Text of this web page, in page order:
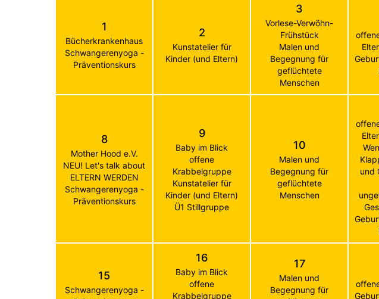
1
Bücherkrankenhaus
Schwangerenyoga -
Präventionskurs
2
Kunstatelier für
Kinder (und Eltern)
3
Vorlese-Verwöhn-
Frühstück
Malen und
Begegnung für
geflüchtete
Menschen
8
Mother Hood e.V.
NEU! Let's talk about
ELTERN WERDEN
Schwangerenyoga -
Präventionskurs
9
Baby im Blick
offene
Krabbelgruppe
Kunstatelier für
Kinder (und Eltern)
Ü1 Stillgruppe
10
Malen und
Begegnung für
geflüchtete
Menschen
und
15
Schwangerenyoga -
16
Baby im Blick
offene
Krabbelgruppe
17
Malen und
Begegnung für